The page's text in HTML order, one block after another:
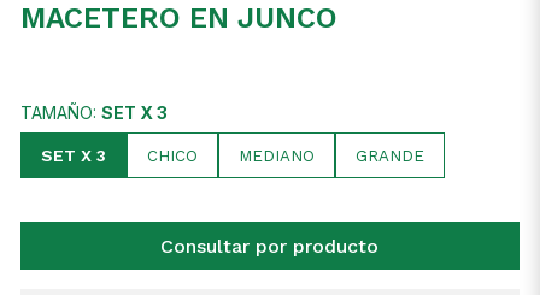
MACETERO EN JUNCO
TAMAÑO: SET X 3
SET X 3 CHICO MEDIANO GRANDE
Consultar por producto